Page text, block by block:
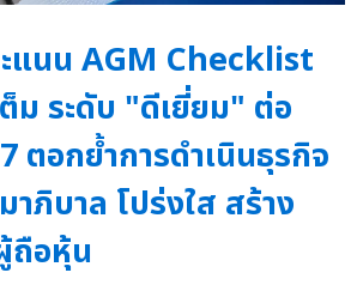
แนน AGM Checklist
ม ระดับ "ดีเยี่ยม" ต่อ
ตอกย้ำการดำเนินธุรกิจ
ภิบาล โปร่งใส สร้าง
ถือหุ้น